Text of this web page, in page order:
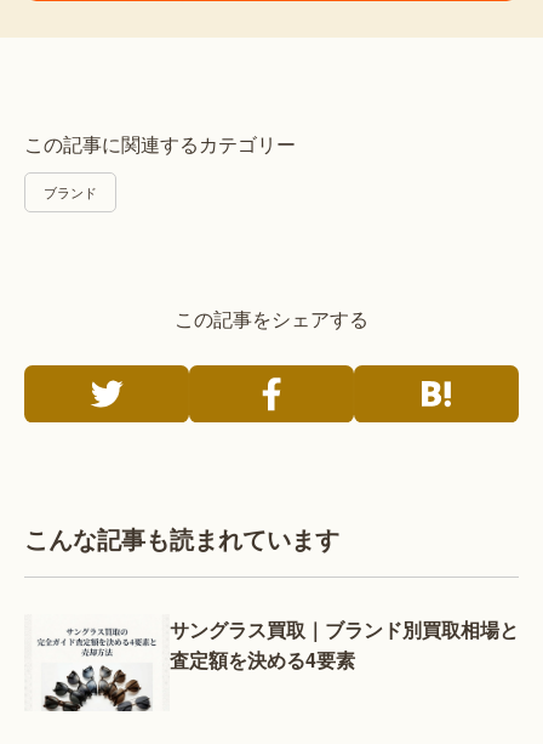
この記事に関連するカテゴリー
ブランド
この記事をシェアする
こんな記事も読まれています
サングラス買取｜ブランド別買取相場と
査定額を決める4要素